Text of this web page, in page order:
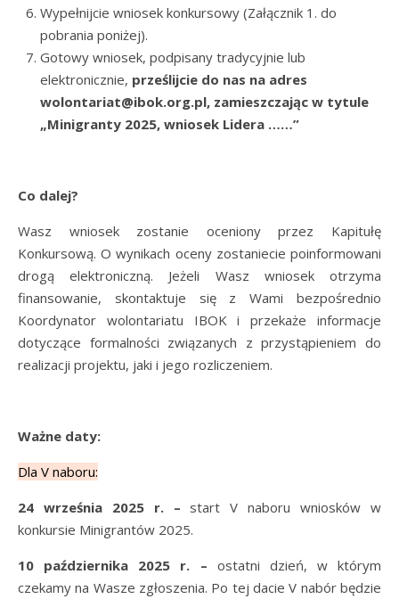
Wypełnijcie wniosek konkursowy (Załącznik 1. do
pobrania poniżej).
Gotowy wniosek, podpisany tradycyjnie lub
elektronicznie, prześlijcie do nas na adres
wolontariat@ibok.org.pl, zamieszczając w tytule
„Minigranty 2025, wniosek Lidera ……”
Co dalej?
Wasz wniosek zostanie oceniony przez Kapitułę
Konkursową. O wynikach oceny zostaniecie poinformowani
drogą elektroniczną. Jeżeli Wasz wniosek otrzyma
finansowanie, skontaktuje się z Wami bezpośrednio
Koordynator wolontariatu IBOK i przekaże informacje
dotyczące formalności związanych z przystąpieniem do
realizacji projektu, jaki i jego rozliczeniem.
Ważne daty:
Dla V naboru:
24 września 2025 r.
– start V naboru wniosków w
konkursie Minigrantów 2025.
10 października 2025 r. – ostatni dzień, w którym
czekamy na Wasze zgłoszenia. Po tej dacie V nabór będzie